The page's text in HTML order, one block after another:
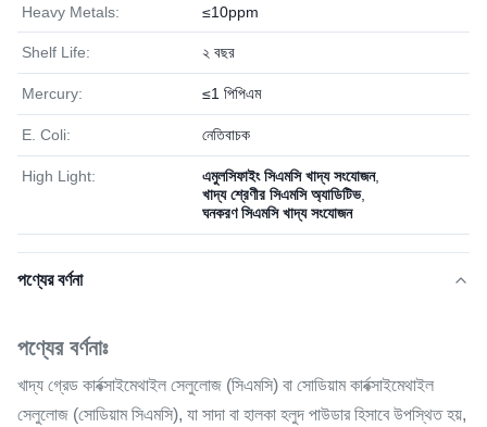
Heavy Metals: ≤10ppm
Shelf Life: ২ বছর
Mercury: ≤1 পিপিএম
E. Coli: নেতিবাচক
High Light: এমুলসিফাইং সিএমসি খাদ্য সংযোজন,
খাদ্য শ্রেণীর সিএমসি অ্যাডিটিভ,
ঘনকরণ সিএমসি খাদ্য সংযোজন
পণ্যের বর্ণনা
পণ্যের বর্ণনাঃ
খাদ্য গ্রেড কার্বক্সাইমেথাইল সেলুলোজ (সিএমসি) বা সোডিয়াম কার্বক্সাইমেথাইল
সেলুলোজ (সোডিয়াম সিএমসি), যা সাদা বা হালকা হলুদ পাউডার হিসাবে উপস্থিত হয়,